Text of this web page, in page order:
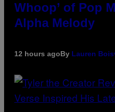
Whoop’ of Pop
Alpha Melody
12 hours agoBy Lauren